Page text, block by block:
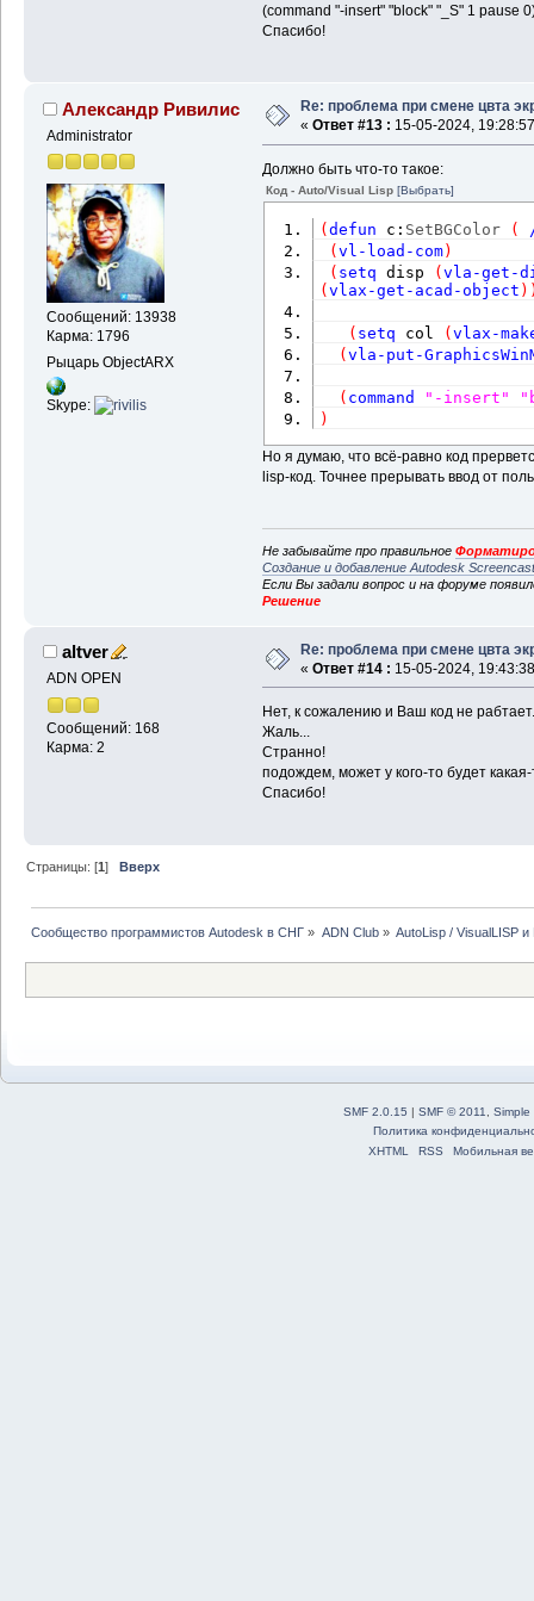
(command "-insert" "block" "_S" 1 pause
Спасибо!
Александр Ривилис
Administrator
Сообщений: 13938
Карма: 1796
Рыцарь ObjectARX
Skype:
Re: проблема при смене цвта
« Ответ #13 : 15-05-2024,
Должно быть что-то такое:
Код - Auto/Visual Lisp [Выбрать]
(defun c: SetBGColor (
(vl-load-com)
( setq disp (vla-get-
(vlax-get-acad-object )
( setq col (vlax-
(vla-put-
( command "-insert"
)
Но я думаю, что всё-равно код
lisp-код. Точнее прерывать ввод от
Не забывайте про правильное
Создание и добавление Autodesk
Если Вы задали вопрос и на форуме
Решение
altver
ADN OPEN
Сообщений: 168
Карма: 2
Re: проблема при смене цвта
« Ответ #14 : 15-05-2024,
Нет, к сожалению и Ваш код не
Жаль...
Странно!
подождем, может у кого-то будет
Спасибо!
Страницы: [1]Вверх
Сообщество программистов Autodesk в СНГ » ADN Club» AutoLisp / VisualLISP и
SMF 2.0.15 | SMF © 2011
Simple
Политика
XHTML
RSS Мобильная